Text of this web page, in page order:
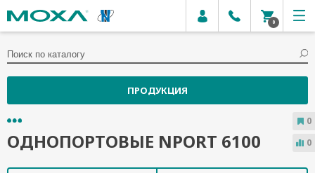
0
ПРОДУКЦИЯ
ОДНОПОРТОВЫЕ NPORT 6100
0
0